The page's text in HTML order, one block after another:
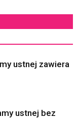
ustnej zawiera
ustnej bez